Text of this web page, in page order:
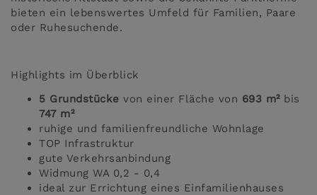
bieten ein lebenswertes Umfeld für Familien, Paare
oder Ruhesuchende.
Highlights im Überblick
5 Grundstücke von einer Fläche von 693 m²bis
747 m²
ruhige und familienfreundliche Wohnlage
TOP Infrastruktur
gute Verkehrsanbindung
Widmung WA 0,2 - 0,4
ideal zur Errichtung eines Einfamilienhauses